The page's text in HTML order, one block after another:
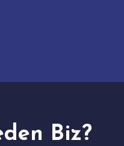
Biz?